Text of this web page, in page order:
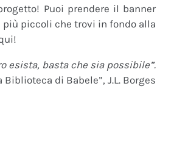
Puoi prendere il banner
più piccoli che trovi in fondo alla
esista, basta che sia possibile”.
Biblioteca di Babele”, J.L. Borges